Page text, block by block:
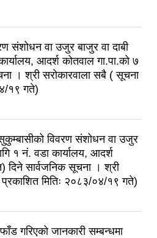
संशोधन वा उजुर बाजुर वा दाबी
आदर्श कोतवाल गा.पा.को ७
। श्री सरोकारवाला सबै ( सूचना
१९ गते)
विवरण संशोधन वा उजुर
१ नं. वडा कार्यालय, आदर्श
दिने सार्वजनिक सूचना । श्री
मितिः २०८३/०४/१९ गते)
गरिएको जानकारी सम्बन्धमा